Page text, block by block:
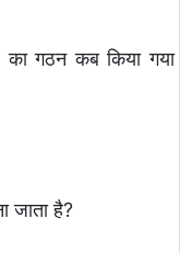
का गठन कब किया गया
जाता है?